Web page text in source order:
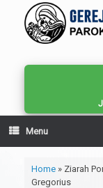
content
Menu
Home» Ziarah
Gregorius